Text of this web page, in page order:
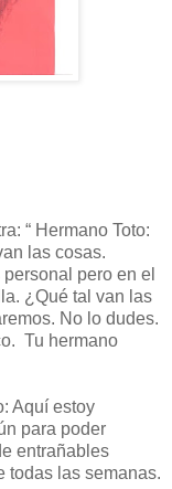
“ Hermano Toto:
las cosas.
pero en el
¿Qué tal van las
No lo dudes.
Tu hermano
Aquí estoy
para poder
entrañables
todas las semanas.